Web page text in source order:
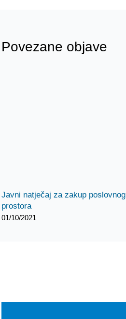
Povezane objave
Javni natječaj za zakup poslovnog
prostora
01/10/2021